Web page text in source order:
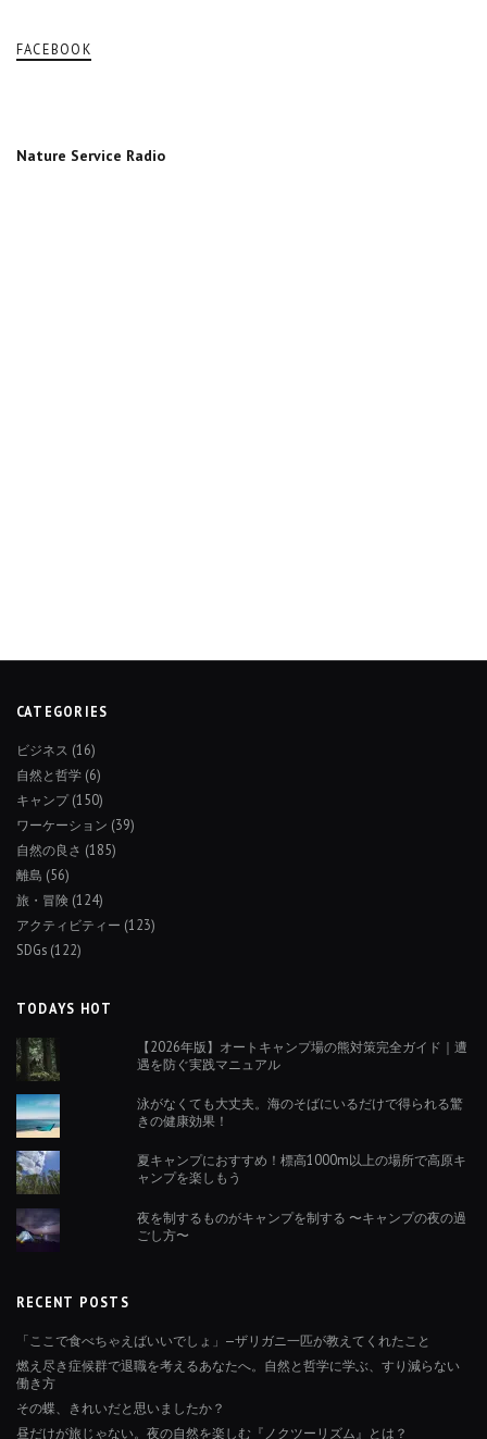
FACEBOOK
Nature Service Radio
CATEGORIES
ビジネス (16)
自然と哲学 (6)
キャンプ(150)
ワーケーション (39)
自然の良さ (185)
離島 (56)
旅・冒険 (124)
アクティビティー (123)
SDGs (122)
TODAYS HOT
【2026年版】オートキャンプ場の熊対策完全ガイド｜遭
遇を防ぐ実践マニュアル
泳がなくても大丈夫。海のそばにいるだけで得られる驚
きの健康効果！
夏キャンプにおすすめ！標高1000m以上の場所で高原キ
ャンプを楽しもう
夜を制するものがキャンプを制する 〜キャンプの夜の過
ごし方〜
RECENT POSTS
「ここで食べちゃえばいいでしょ」—ザリガニ一匹が教えてくれたこと
燃え尽き症候群で退職を考えるあなたへ。自然と哲学に学ぶ、すり減らない
働き方
その蝶、きれいだと思いましたか？
昼だけが旅じゃない。夜の自然を楽しむ『ノクツーリズム』とは？